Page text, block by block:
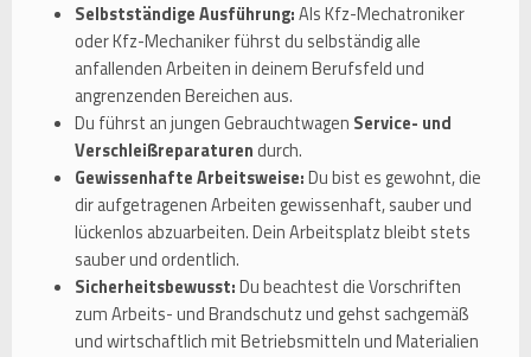
Selbstständige Ausführung:Als Kfz-Mechatroniker
oder Kfz-Mechaniker führst du selbständig alle
anfallenden Arbeiten in deinem Berufsfeld und
angrenzenden Bereichen aus.
Du führst an jungen Gebrauchtwagen Service- und
Verschleißreparaturen durch.
Gewissenhafte Arbeitsweise:Du bist es gewohnt, die
dir aufgetragenen Arbeiten gewissenhaft, sauber und
lückenlos abzuarbeiten. Dein Arbeitsplatz bleibt stets
sauber und ordentlich.
Sicherheitsbewusst:Du beachtest die Vorschriften
zum Arbeits- und Brandschutz und gehst sachgemäß
und wirtschaftlich mit Betriebsmitteln und Materialien